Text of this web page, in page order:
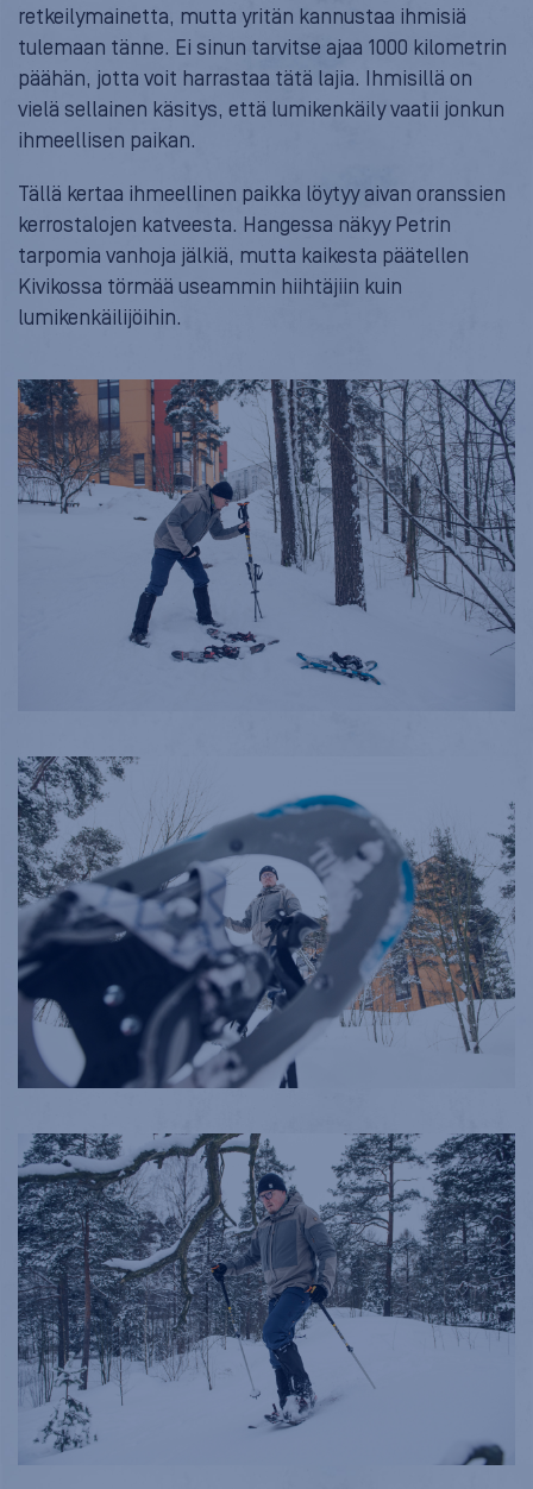
retkeilymainetta, mutta yritän kannustaa ihmisiä
tulemaan tänne. Ei sinun tarvitse ajaa 1000 kilometrin
päähän, jotta voit harrastaa tätä lajia. Ihmisillä on
vielä sellainen käsitys, että lumikenkäily vaatii jonkun
ihmeellisen paikan.
Tällä kertaa ihmeellinen paikka löytyy aivan oranssien
kerrostalojen katveesta. Hangessa näkyy Petrin
tarpomia vanhoja jälkiä, mutta kaikesta päätellen
Kivikossa törmää useammin hiihtäjiin kuin
lumikenkäilijöihin.